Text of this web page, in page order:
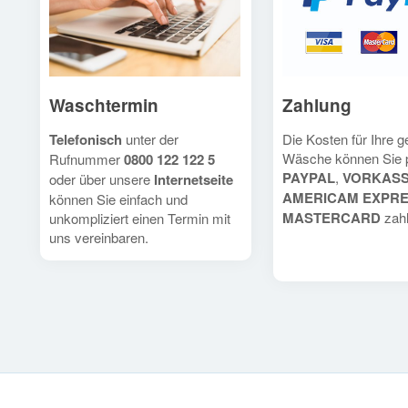
Waschtermin
Telefonisch unter der
Rufnummer0800 122 122 5
oder über unsere Internetseite
können Sie einfach und
unkompliziert einen Termin mit
uns vereinbaren.
Zahlung
Die Kosten für Ihre
Wäsche können Sie
PAYPAL,
AMERICAM
MASTERCARD